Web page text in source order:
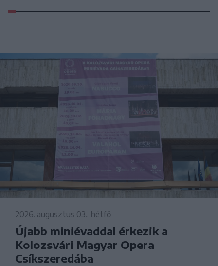
2026. augusztus 03., hétfő
Újabb miniévaddal érkezik a
Kolozsvári Magyar Opera
Csíkszeredába